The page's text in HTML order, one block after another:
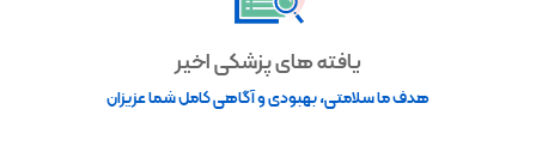
یافته های پزشکی اخیر
هدف ما سلامتی، بهبودی و آگاهی کامل شما عزیزان